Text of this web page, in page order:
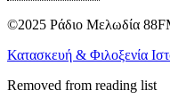
©2025 Ράδιο Μελωδία
Κατασκευή & Φιλοξενία
Removed from reading list